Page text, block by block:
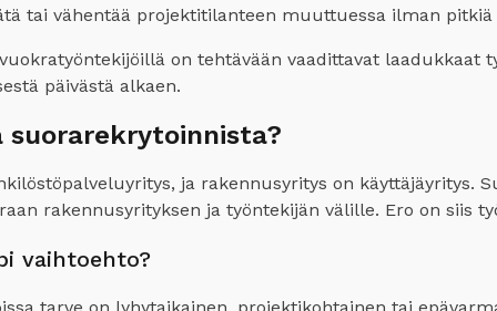
tai vähentää projektitilanteen muuttuessa ilman pitkiä
on tehtävään vaadittavat laadukkaat
päivästä alkaen.
suorarekrytoinnista?
ja rakennusyritys on käyttäjäyritys.
rakennusyrityksen ja työntekijän välille. Ero on siis
vaihtoehto?